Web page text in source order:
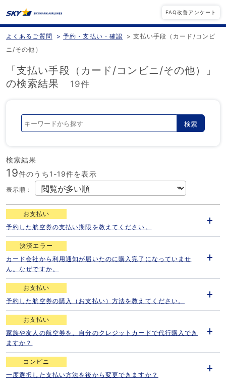
FAQ改善アンケート
よくあるご質問 > 予約・支払い・確認 > 支払い手段（カード/コンビ
ニ/その他）
「支払い手段（カード/コンビニ/その他）」
の検索結果
19件
検索
検索結果
19件のうち1-19件を表示
表示順 ：
お支払い
予約した航空券の支払い期限を教えてください。
決済エラー
カード会社から利用通知が届いたのに購入完了になっていませ
ん。なぜですか。
く
お支払い
予約した航空券の購入（お支払い）方法を教えてください。
お支払い
家族や友人の航空券を、自分のクレジットカードで代行購入でき
ますか？
く
コンビニ
一度選択した支払い方法を後から変更できますか？